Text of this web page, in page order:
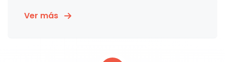
Ver más